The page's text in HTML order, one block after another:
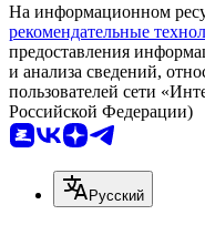
На информационном
рекомендательные
предоставления
и анализа сведений,
пользователей сети
Российской Федерации)
Русский